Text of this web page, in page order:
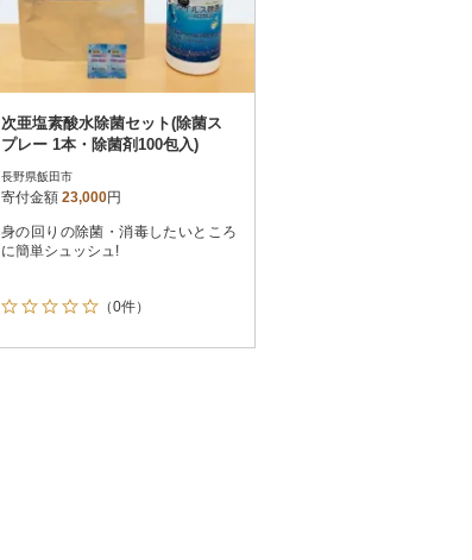
次亜塩素酸水除菌セット(除菌ス
プレー 1本・除菌剤100包入)
長野県飯田市
寄付金額 23,000円
身の回りの除菌・消毒したいところ
に簡単シュッシュ!
（0件）